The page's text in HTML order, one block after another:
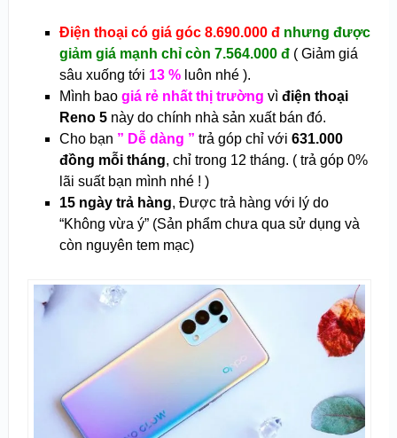
Điện thoại có giá góc 8.690.000 đ nhưng được
giảm giá mạnh chỉ còn 7.564.000 đ( Giảm giá
sâu xuống tới 13 %luôn nhé ).
Mình bao giá rẻ nhất thị trường vì điện thoại
Reno 5này do chính nhà sản xuất bán đó.
Cho bạn ” Dễ dàng ” trả góp chỉ với 631.000
đồng mỗi tháng, chỉ trong 12 tháng. ( trả góp 0%
lãi suất bạn mình nhé ! )
15 ngày trả hàng, Được trả hàng với lý do
“Không vừa ý” (Sản phẩm chưa qua sử dụng và
còn nguyên tem mạc)